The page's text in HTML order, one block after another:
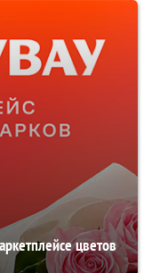
цветов